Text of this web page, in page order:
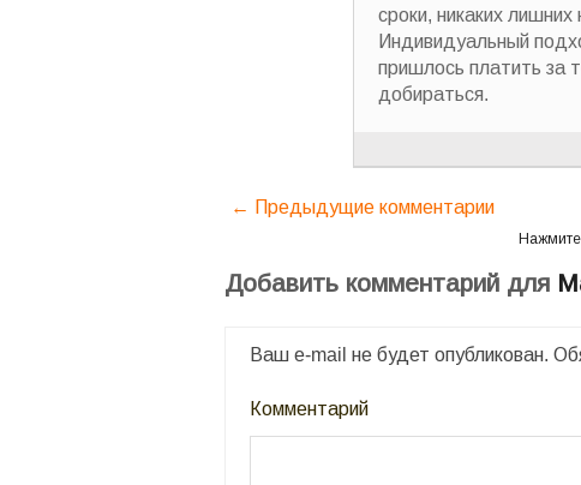
сроки, никаких лишних
Индивидуальный
пришлось платить за
добираться.
← Предыдущие комментарии
Добавить комментарий для
Ваш e-mail не будет опубликован.
Комментарий